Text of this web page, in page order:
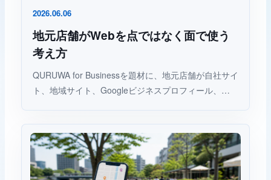
2026.06.06
地元店舗がWebを点ではなく面で使う
考え方
QURUWA for Businessを題材に、地元店舗が自社サイ
ト、地域サイト、Googleビジネスプロフィール、…